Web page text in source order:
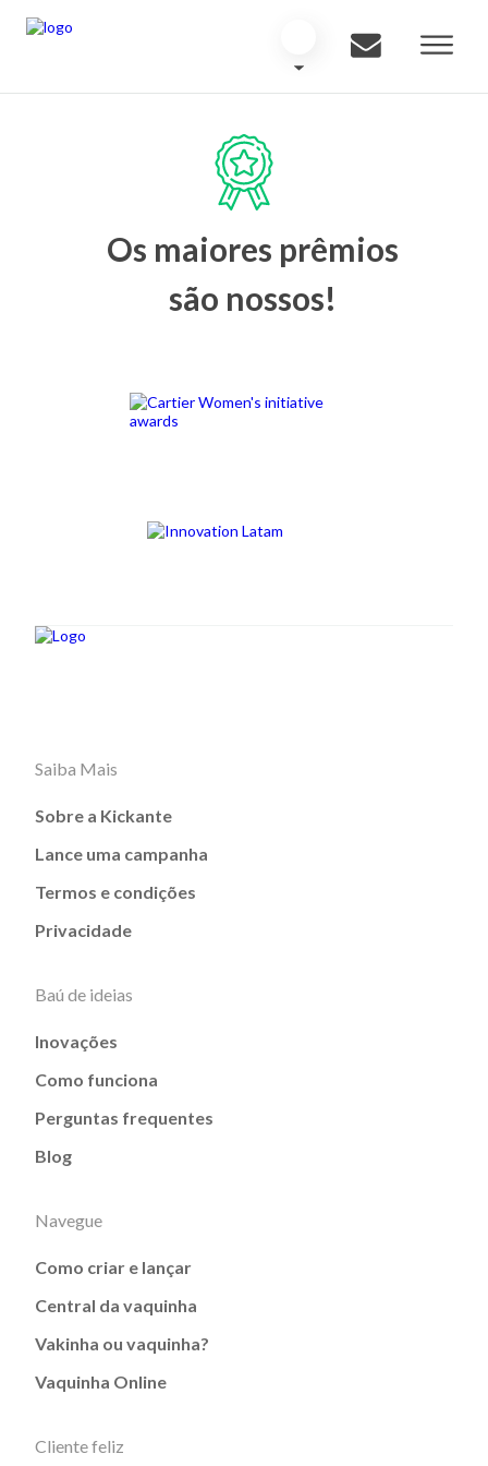
Os maiores prêmios
são nossos!
Saiba Mais
Sobre a Kickante
Lance uma campanha
Termos e condições
Privacidade
Baú de ideias
Inovações
Como funciona
Perguntas frequentes
Blog
Navegue
Como criar e lançar
Central da vaquinha
Vakinha ou vaquinha?
Vaquinha Online
Cliente feliz